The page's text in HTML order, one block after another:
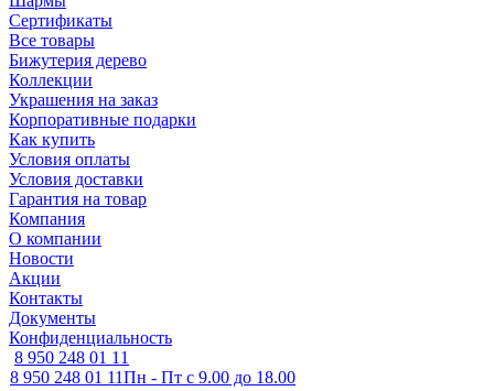
Сертификаты
Все товары
Бижутерия дерево
Коллекции
Украшения на заказ
Корпоративные подарки
Как купить
Условия оплаты
Условия доставки
Гарантия на товар
Компания
О компании
Новости
Акции
Контакты
Документы
Конфиденциальность
8 950 248 01 11
8 950 248 01 11Пн - Пт с 9.00 до 18.00